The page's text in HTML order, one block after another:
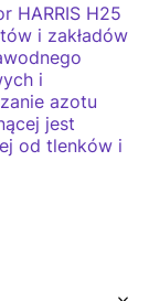
HARRIS H25
i zakładów
i
azotu
jest
od tlenków i